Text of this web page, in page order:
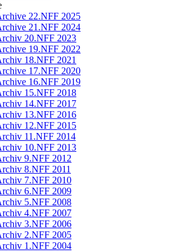
22.NFF 2025
21.NFF 2024
20.NFF 2023
19.NFF 2022
18.NFF 2021
17.NFF 2020
16.NFF 2019
15.NFF 2018
14.NFF 2017
13.NFF 2016
12.NFF 2015
11.NFF 2014
10.NFF 2013
9.NFF 2012
8.NFF 2011
7.NFF 2010
6.NFF 2009
5.NFF 2008
4.NFF 2007
3.NFF 2006
2.NFF 2005
1.NFF 2004